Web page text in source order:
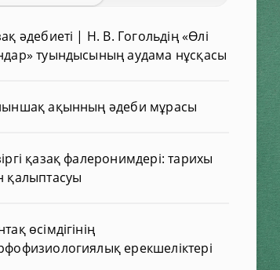
әдебиеті | Н. В. Гогольдің «Өлі
туындысының аудама нұсқасы
ақынның әдеби мұрасы
қазақ фалеронимдері: тарихы
қалыптасуы
өсімдігінің
ерекшеліктері